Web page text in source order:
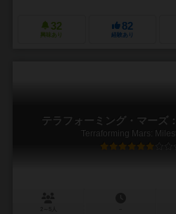
32
興味あり
82
経験あり
テラフォーミング・マーズ
Terraforming Mars: